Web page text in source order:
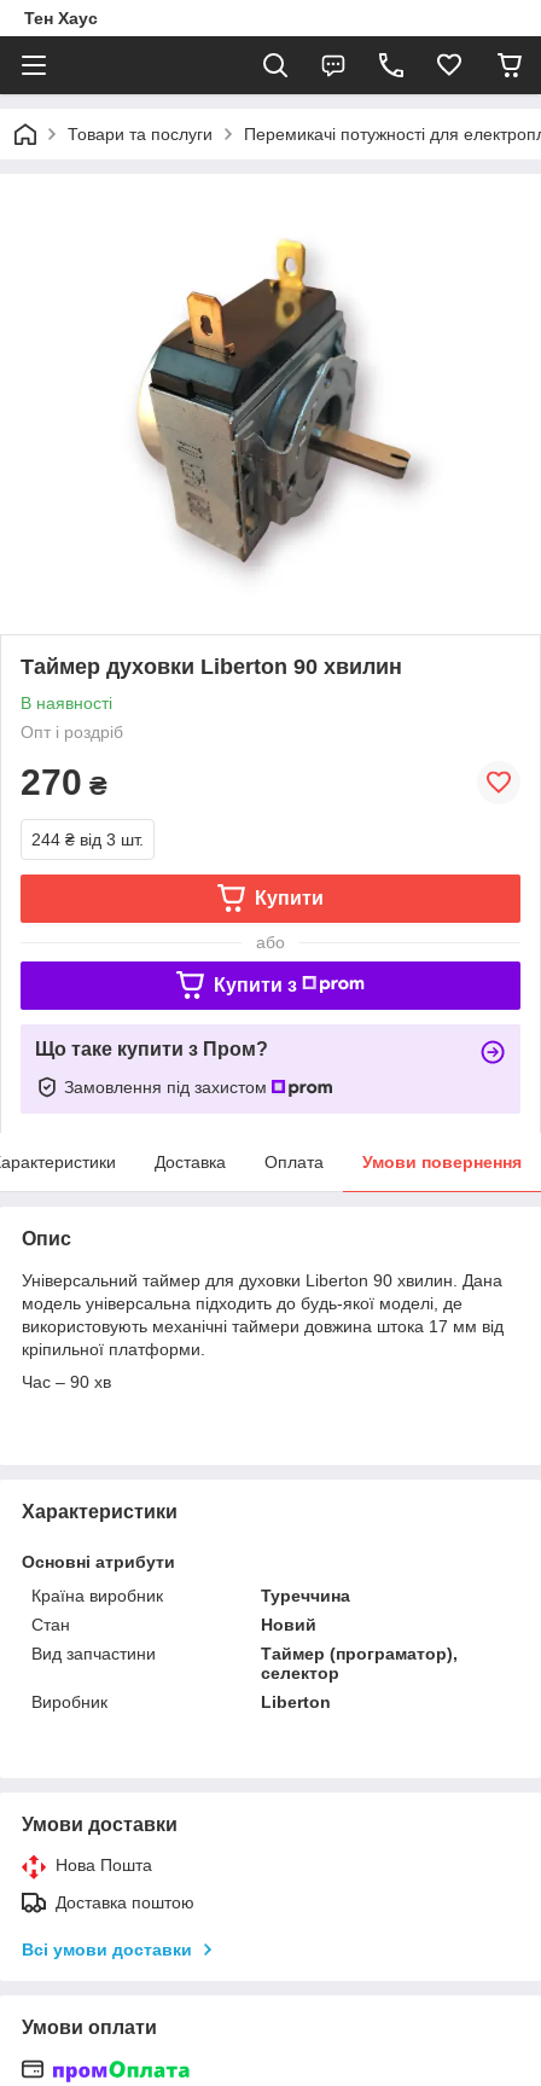
Тен Хаус
Товари та послуги Перемикачі потужності для
Таймер духовки Liberton 90 хвилин
В наявності
Опт і роздріб
270 ₴
244 ₴ від 3 шт.
Купити
або
Купити з
Що таке купити з Пром?
Замовлення під захистом
Доставка Оплата Умови повернення
Опис
Універсальний таймер для духовки Liberton 90 хвилин. Дана
модель універсальна підходить до будь-якої моделі, де
використовують механічні таймери довжина штока 17 мм від
кріпильної платформи.
Час – 90 хв
Характеристики
Основні атрибути
Країна виробник
Туреччина
Стан
Новий
Вид запчастини
Таймер (програматор),
селектор
Виробник
Liberton
Умови доставки
Нова Пошта
Доставка поштою
Всі умови доставки
Умови оплати